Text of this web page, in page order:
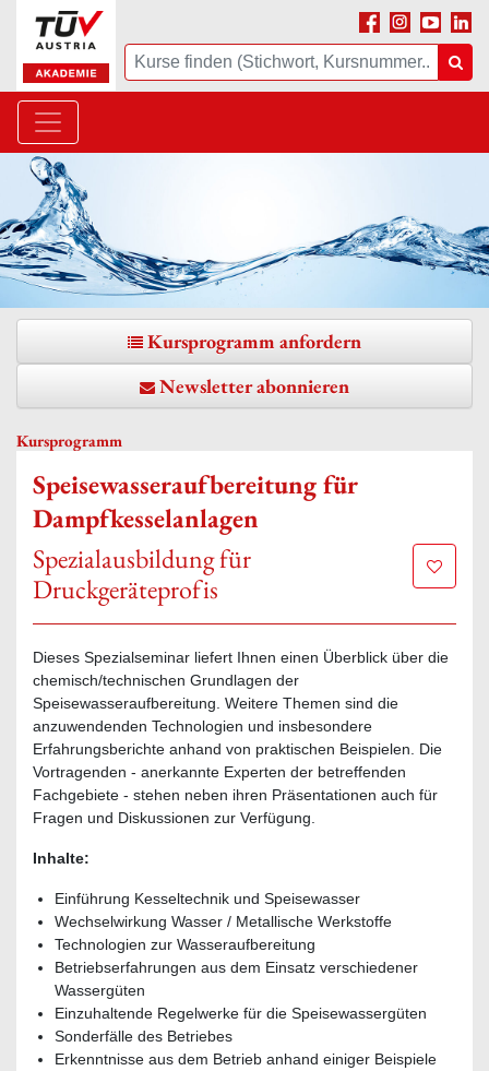
Suche
Facebook
Instagram
Youtube
Kursprogramm
Kursprogramm anfordern
Newsletter abonnieren
Speisewasseraufbereitung für
Dampfkesselanlagen
Spezialausbildung für
Druckgeräteprofis
Zur
Dieses Spezialseminar liefert Ihnen einen Überblick über die
chemisch/technischen Grundlagen der
Speisewasseraufbereitung. Weitere Themen sind die
anzuwendenden Technologien und insbesondere
Erfahrungsberichte anhand von praktischen Beispielen. Die
Vortragenden - anerkannte Experten der betreffenden
Fachgebiete - stehen neben ihren Präsentationen auch für
Fragen und Diskussionen zur Verfügung.
Inhalte:
Einführung Kesseltechnik und Speisewasser
Wechselwirkung Wasser / Metallische Werkstoffe
Technologien zur Wasseraufbereitung
Betriebserfahrungen aus dem Einsatz verschiedener
Wassergüten
Einzuhaltende Regelwerke für die Speisewassergüten
Sonderfälle des Betriebes
Erkenntnisse aus dem Betrieb anhand einiger Beispiele